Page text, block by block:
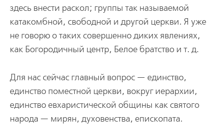
здесь внести раскол; группы так называемой
катакомбной, свободной и другой церкви. Я уже
не говорю о таких совершенно диких явлениях,
как Богородичный центр, Белое братство и т. д.
Для нас сейчас главный вопрос — единство,
единство поместной церкви, вокруг иерархии,
единство евхаристической общины как святого
народа — мирян, духовенства, епископата.